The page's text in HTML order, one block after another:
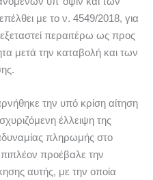
με το ν. 4549/2018, για
περαιτέρω ως προς
μετά την καταβολή και των
την υπό κρίση αίτηση
έλλειψη της
πληρωμής στο
προέβαλε την
αυτής, με την οποία